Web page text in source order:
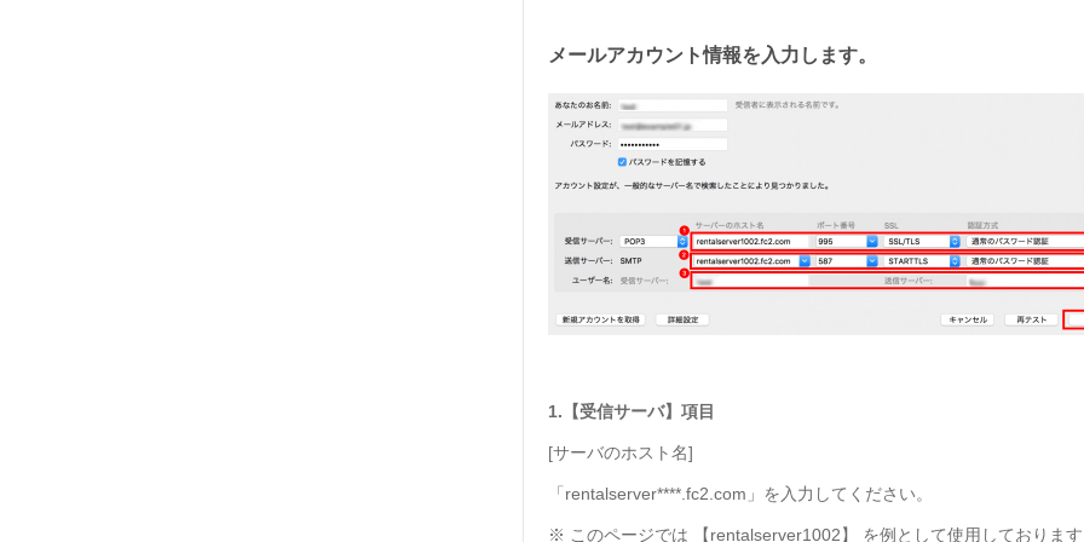
メールアカウント情報を入力します。
1.【受信サーバ】項目
[サーバのホスト名]
「rentalserver****.fc2.com」を入力してください。
※ このページでは 【rentalserver1002】 を例として使用しておりま